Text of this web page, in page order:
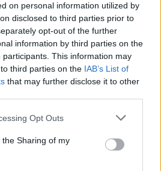
on personal information utilized by
disclosed to third parties prior to
opt-out of the further
information by third parties on the
participants. This information may
third parties on the IAB’s List of
that may further disclose it to other
Opt Outs
Sharing of my
z przejęciem dotychczasowego
Dynasty. Bunny miał być jednym
zawodników, ale po
nich dołączył. W Overwatch
w stanie na dobre wywalczyć
regularnie godzić się musiał z
Po raz ostatni na serwerze
Od tego czasu zespół z
pięć spotkań, ale sam Chae w